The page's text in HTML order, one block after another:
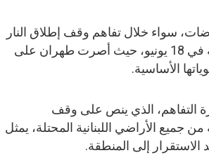
سواء خلال تفاهم وقف إطلاق النار
في الثامن من أبريل، أو في مذكرة التفاهم الموقعة في 18 يونيو، حيث أصرت طهران على
الأساسية.
التفاهم، الذي ينص على وقف
جميع الأراضي اللبنانية المحتلة، يمثل
الاستقرار إلى المنطقة.